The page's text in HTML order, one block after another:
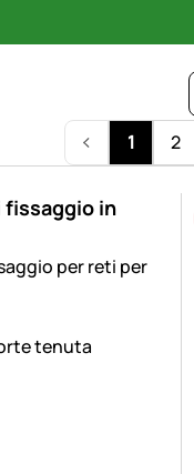
1
2
fissaggio in
per reti per
tenuta